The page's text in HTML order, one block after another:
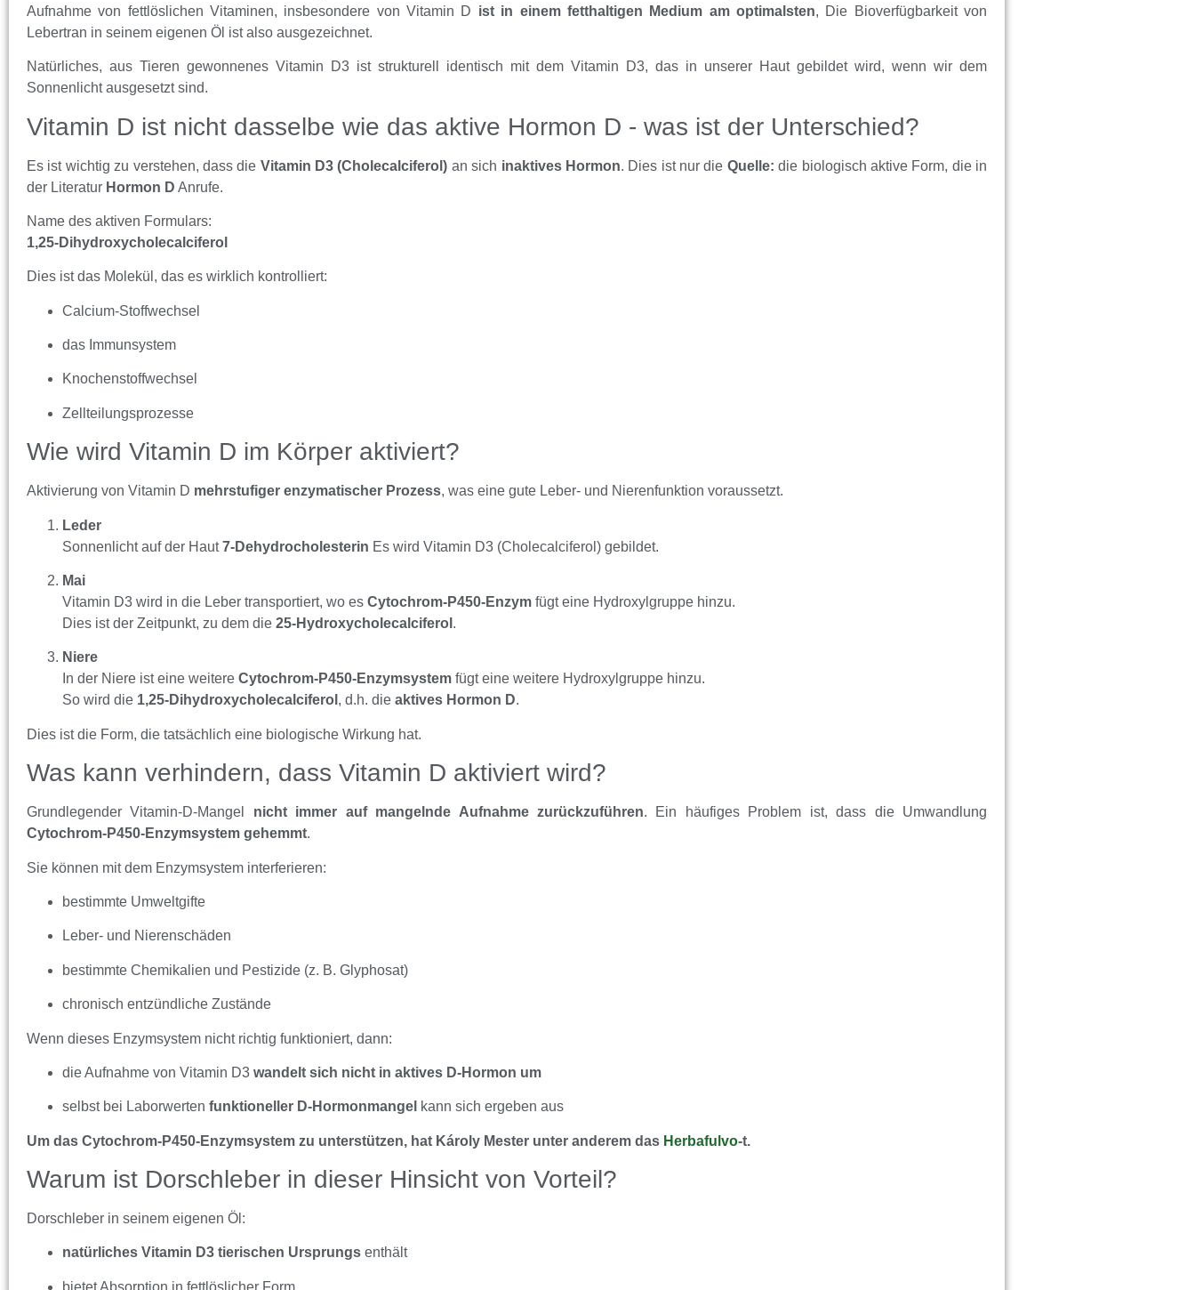
Aufnahme von fettlöslichen Vitaminen, insbesondere von Vitamin D ist in einem fetthaltigen Medium am optimalsten, Die Bioverfügbarkeit von
Lebertran in seinem eigenen Öl ist also ausgezeichnet.
Natürliches, aus Tieren gewonnenes Vitamin D3 ist strukturell identisch mit dem Vitamin D3, das in unserer Haut gebildet wird, wenn wir dem
Sonnenlicht ausgesetzt sind.
Vitamin D ist nicht dasselbe wie das aktive Hormon D - was ist der Unterschied?
Es ist wichtig zu verstehen, dass die Vitamin D3 (Cholecalciferol) an sich inaktives Hormon. Dies ist nur die Quelle: die biologisch aktive Form, die in
der Literatur Hormon D Anrufe.
Name des aktiven Formulars:
1,25-Dihydroxycholecalciferol
Dies ist das Molekül, das es wirklich kontrolliert:
Calcium-Stoffwechsel
das Immunsystem
Knochenstoffwechsel
Zellteilungsprozesse
Wie wird Vitamin D im Körper aktiviert?
Aktivierung von Vitamin D mehrstufiger enzymatischer Prozess, was eine gute Leber- und Nierenfunktion voraussetzt.
Leder
Sonnenlicht auf der Haut7-Dehydrocholesterin Es wird Vitamin D3 (Cholecalciferol) gebildet.
Mai
Vitamin D3 wird in die Leber transportiert, wo es Cytochrom-P450-Enzym fügt eine Hydroxylgruppe hinzu.
Dies ist der Zeitpunkt, zu dem die 25-Hydroxycholecalciferol .
Niere
In der Niere ist eine weitere Cytochrom-P450-Enzymsystem fügt eine weitere Hydroxylgruppe hinzu.
So wird die 1,25-Dihydroxycholecalciferol , d.h. die aktives Hormon D.
Dies ist die Form, die tatsächlich eine biologische Wirkung hat.
Was kann verhindern, dass Vitamin D aktiviert wird?
Grundlegender Vitamin-D-Mangel nicht immer auf mangelnde Aufnahme zurückzuführen. Ein häufiges Problem ist, dass die Umwandlung
Cytochrom-P450-Enzymsystem gehemmt.
Sie können mit dem Enzymsystem interferieren:
bestimmte Umweltgifte
Leber- und Nierenschäden
bestimmte Chemikalien und Pestizide (z. B. Glyphosat)
chronisch entzündliche Zustände
Wenn dieses Enzymsystem nicht richtig funktioniert, dann:
die Aufnahme von Vitamin D3 wandelt sich nicht in aktives D-Hormon um
selbst bei Laborwerten funktioneller D-Hormonmangel kann sich ergeben aus
Um das Cytochrom-P450-Enzymsystem zu unterstützen, hat Károly Mester unter anderem das Herbafulvo-t.
Warum ist Dorschleber in dieser Hinsicht von Vorteil?
Dorschleber in seinem eigenen Öl:
natürliches Vitamin D3 tierischen Ursprungs enthält
bietet Absorption in fettlöslicher Form